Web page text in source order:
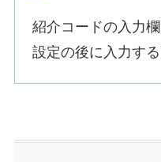
紹介コードの入力
設定の後に入力す